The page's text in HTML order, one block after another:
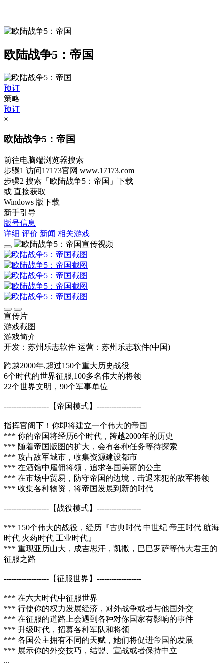
欧陆战争5：帝国
预订
策略
预订
×
欧陆战争5：帝国
前往电脑端浏览器搜索
步骤1 访问17173官网 www.17173.com
步骤2 搜索 「欧陆战争5：帝国」 下载
或 直接获取
Windows 版下载
新手引导
版号信息
详细 评价 新闻 相关游戏
宣传片
游戏截图
游戏简介
开发：苏州乐志软件 运营：苏州乐志软件(中国)
跨越2000年,超过150个重大历史战役
6个时代的世界征服,100多名伟大的将领
22个世界文明，90个军事单位
------------------【帝国模式】------------------
指挥官阁下！你即将建立一个伟大的帝国
*** 你的帝国将经历6个时代，跨越2000年的历史
*** 随着帝国版图的扩大，会有各种任务等待探索
*** 攻占敌军城市，收集资源建设都市
*** 在酒馆中雇佣将领，追求各国美丽的公主
*** 在市场中贸易，防守帝国的边境，击退来犯的敌军将领
*** 收集各种物资，将帝国发展到新的时代
------------------【战役模式】------------------
*** 150个伟大的战役，经历『古典时代 中世纪 帝王时代 航海
时代 火药时代 工业时代』
*** 重现亚历山大，成吉思汗，凯撒，巴巴罗萨等伟大君王的
征服之路
------------------【征服世界】------------------
*** 在六大时代中征服世界
*** 行使你的权力发展经济，对外战争或者与他国外交
*** 在征服的道路上会遇到各种对你国家有影响的事件
*** 升级时代，招募各种军队和将领
*** 各国公主拥有不同的天赋，她们将促进帝国的发展
*** 展示你的外交技巧，结盟、宣战或者保持中立
...